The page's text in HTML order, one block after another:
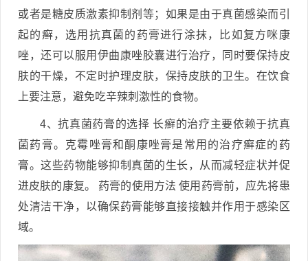
或者是糖皮质激素抑制剂等；如果是由于真菌感染而引
起的癣，选用抗真菌的药膏进行涂抹，比如复方咪康
唑，还可以服用伊曲康唑胶囊进行治疗，同时要保持皮
肤的干燥，不定时护理皮肤，保持皮肤的卫生。在饮食
上要注意，避免吃辛辣刺激性的食物。
4、抗真菌药膏的选择 长癣的治疗主要依赖于抗真
菌药膏。克霉唑膏和酮康唑膏是常用的治疗癣症的药
膏。这些药物能够抑制真菌的生长，从而减轻症状并促
进皮肤的康复。 药膏的使用方法 使用药膏前，应先将患
处清洁干净，以确保药膏能够直接接触并作用于感染区
域。